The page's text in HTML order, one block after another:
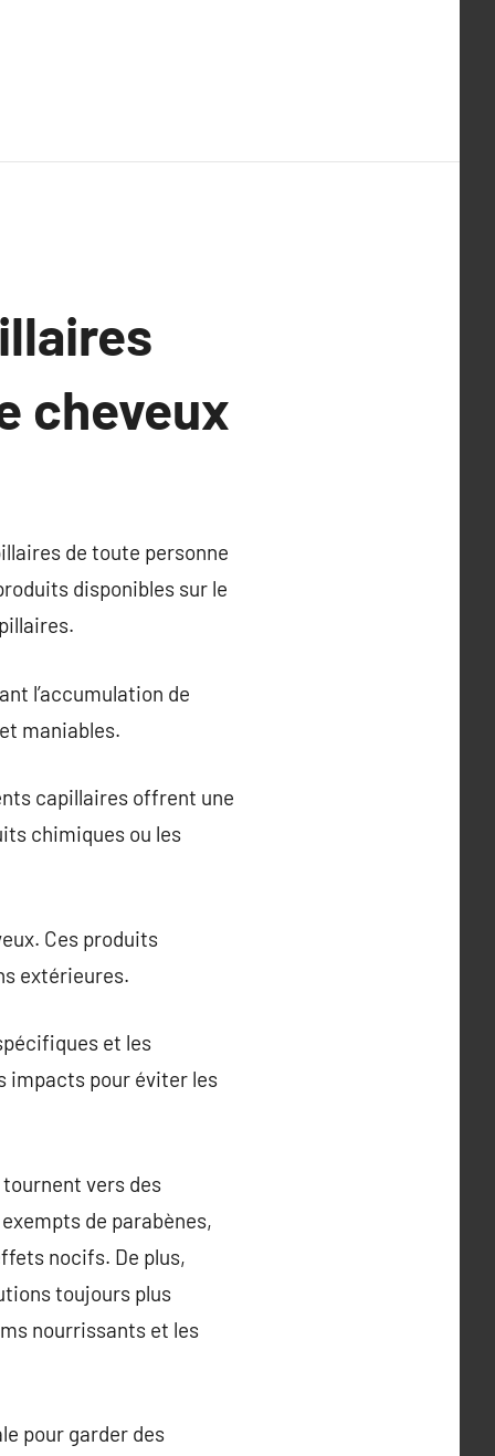
cheveux
de toute personne
disponibles sur le
l’accumulation de
maniables.
capillaires offrent une
chimiques ou les
Ces produits
extérieures.
et les
impacts pour éviter les
vers des
de parabènes,
nocifs. De plus,
toujours plus
nourrissants et les
pour garder des